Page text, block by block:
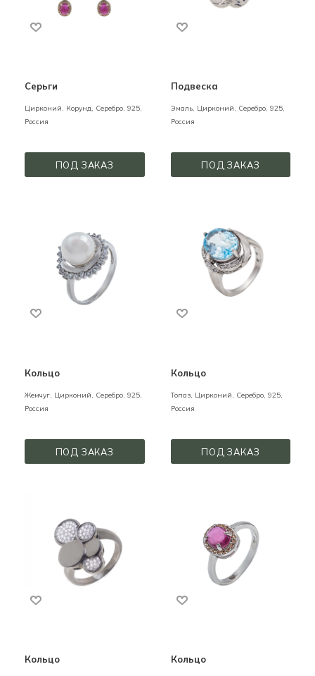
Серьги
Цирконий, Корунд, Серебро, 925,
Россия
ПОД ЗАКАЗ
Подвеска
Эмаль, Цирконий, Серебро, 925,
Россия
ПОД ЗАКАЗ
Кольцо
Жемчуг, Цирконий, Серебро, 925,
Россия
ПОД ЗАКАЗ
Кольцо
Топаз, Цирконий, Серебро, 925,
Россия
ПОД ЗАКАЗ
Кольцо Кольцо